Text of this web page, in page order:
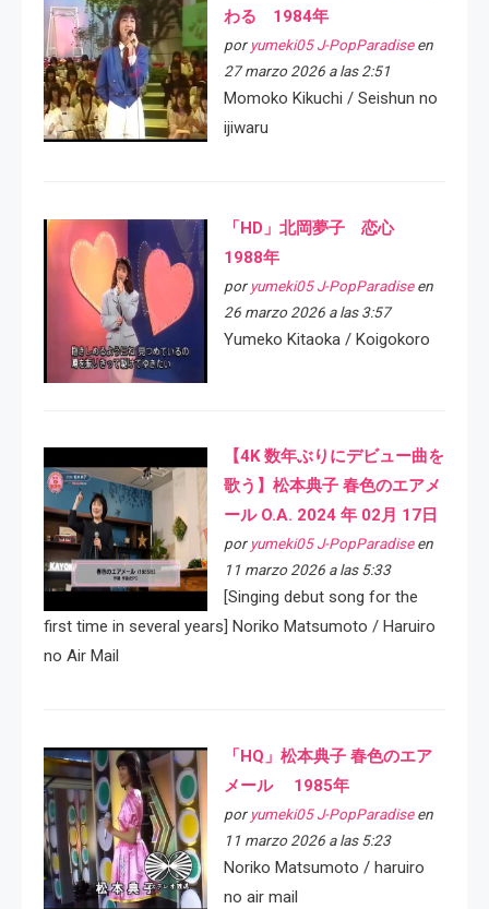
わる 1984年
por yumeki05 J-PopParadiseen
27 marzo 2026 a las 2:51
Momoko Kikuchi / Seishun no
ijiwaru
「HD」北岡夢子 恋心
1988年
por yumeki05 J-PopParadiseen
26 marzo 2026 a las 3:57
Yumeko Kitaoka / Koigokoro
【4K 数年ぶりにデビュー曲を
歌う】松本典子 春色のエアメ
ール O.A. 2024 年 02月 17日
por yumeki05 J-PopParadiseen
11 marzo 2026 a las 5:33
[Singing debut song for the
first time in several years] Noriko Matsumoto / Haruiro
no Air Mail
「HQ」松本典子 春色のエア
メール 1985年
por yumeki05 J-PopParadiseen
11 marzo 2026 a las 5:23
Noriko Matsumoto / haruiro
no air mail